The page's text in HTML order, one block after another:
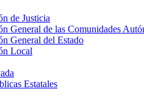
de Justicia
General de las Comunidades
General del Estado
Local
Estatales